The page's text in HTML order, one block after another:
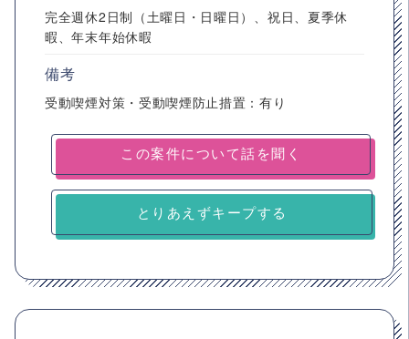
完全週休2日制（土曜日・日曜日）、祝日、夏季休
暇、年末年始休暇
備考
受動喫煙対策・受動喫煙防止措置：有り
とりあえずキープする